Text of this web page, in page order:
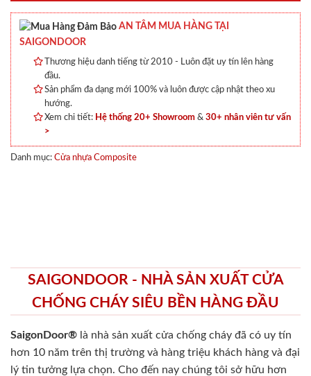
AN TÂM MUA HÀNG TẠI
SAIGONDOOR
Thương hiệu danh tiếng từ 2010 - Luôn đặt uy tín lên hàng
đầu.
Sản phẩm đa dạng mới 100% và luôn được cập nhật theo xu
hướng.
Xem chi tiết: Hệ thống 20+ Showroom & 30+ nhân viên tư vấn
>
Danh mục: Cửa nhựa Composite
SAIGONDOOR - NHÀ SẢN XUẤT CỬA
CHỐNG CHÁY SIÊU BỀN HÀNG ĐẦU
SaigonDoor® là nhà sản xuất cửa chống cháy đã có uy tín
hơn 10 năm trên thị trường và hàng triệu khách hàng và đại
lý tin tưởng lựa chọn. Cho đến nay chúng tôi sở hữu hơn